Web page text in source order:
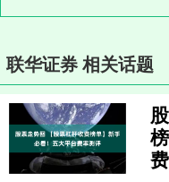
联华证券 相关话题